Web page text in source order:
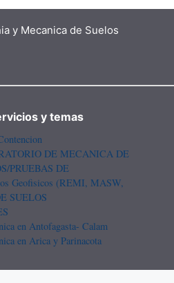
y Mecanica de Suelos
y temas
DE MECANICA DE
PRUEBAS DE
Geofisicos (REMI, MASW,
SUELOS
en Antofagasta- Calam
en Arica y Parinacota